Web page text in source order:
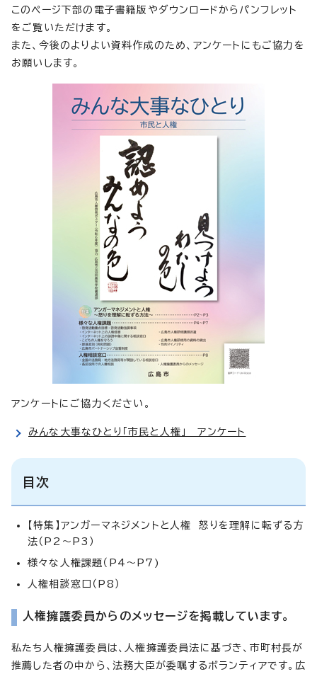
このページ下部の電子書籍版やダウンロードからパンフレット
をご覧いただけます。
また、今後のよりよい資料作成のため、アンケートにもご協力を
お願いします。
アンケートにご協力ください。
みんな大事なひとり「市民と人権」 アンケート
目次
【特集】アンガーマネジメントと人権 怒りを理解に転ずる方
法（P2～P3）
様々な人権課題（P4～P7)
人権相談窓口（P8）
人権擁護委員からのメッセージを掲載しています。
私たち人権擁護委員は、人権擁護委員法に基づき、市町村長が
推薦した者の中から、法務大臣が委嘱するボランティアです。広